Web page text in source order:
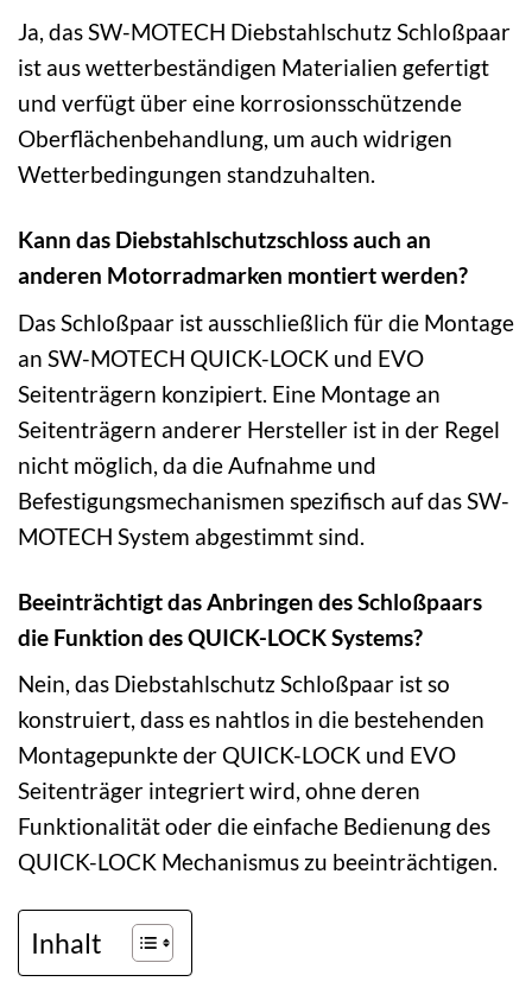
Ja, das SW-MOTECH Diebstahlschutz Schloßpaar
ist aus wetterbeständigen Materialien gefertigt
und verfügt über eine korrosionsschützende
Oberflächenbehandlung, um auch widrigen
Wetterbedingungen standzuhalten.
Kann das Diebstahlschutzschloss auch an
anderen Motorradmarken montiert werden?
Das Schloßpaar ist ausschließlich für die Montage
an SW-MOTECH QUICK-LOCK und EVO
Seitenträgern konzipiert. Eine Montage an
Seitenträgern anderer Hersteller ist in der Regel
nicht möglich, da die Aufnahme und
Befestigungsmechanismen spezifisch auf das SW-
MOTECH System abgestimmt sind.
Beeinträchtigt das Anbringen des Schloßpaars
die Funktion des QUICK-LOCK Systems?
Nein, das Diebstahlschutz Schloßpaar ist so
konstruiert, dass es nahtlos in die bestehenden
Montagepunkte der QUICK-LOCK und EVO
Seitenträger integriert wird, ohne deren
Funktionalität oder die einfache Bedienung des
QUICK-LOCK Mechanismus zu beeinträchtigen.
Inhalt